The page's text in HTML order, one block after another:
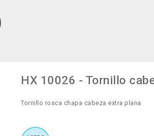
HX 10026 - Tornillo
Tornillo rosca chapa cabeza extra plana